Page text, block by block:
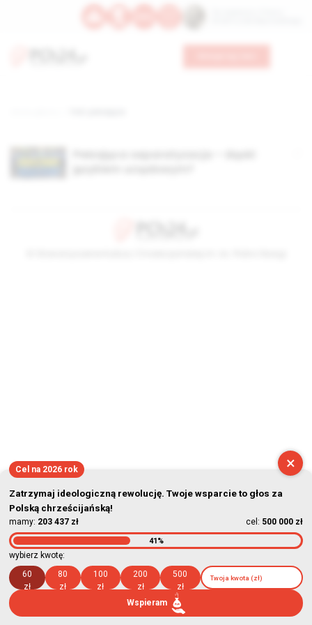
×
Cel na 2026 rok
Zatrzymaj ideologiczną rewolucję. Twoje wsparcie to głos za
Polską chrześcijańską!
mamy: 203 437 zł cel: 500 000 zł
41%
wybierz kwotę:
60
zł
80
zł
100
zł
200
zł
500
zł
Wspieram